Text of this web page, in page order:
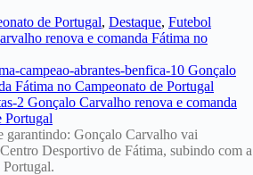
de Portugal, Destaque, Futebol
garantindo: Gonçalo Carvalho vai
Desportivo de Fátima, subindo com a
Portugal.